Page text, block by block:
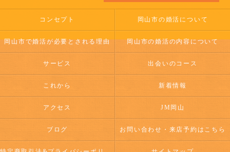
コンセプト 岡山市の婚活について
岡山市で婚活が必要とされる理由 岡山市の婚活の内容について
サービス 出会いのコース
これから 新着情報
アクセス JM岡山
ブログ お問い合わせ・来店予約はこちら